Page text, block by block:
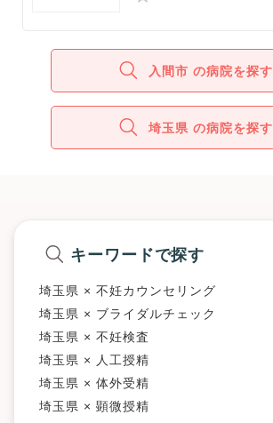
入間市 の病院を探す
埼玉県 の病院を探す
キーワードで探す
埼玉県 × 不妊カウンセリング
埼玉県 × ブライダルチェック
埼玉県 × 不妊検査
埼玉県 × 人工授精
埼玉県 × 体外受精
埼玉県 × 顕微授精